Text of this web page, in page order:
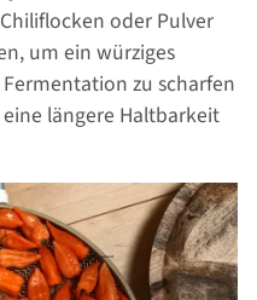
oder Pulver
um ein würziges
zu scharfen
längere Haltbarkeit